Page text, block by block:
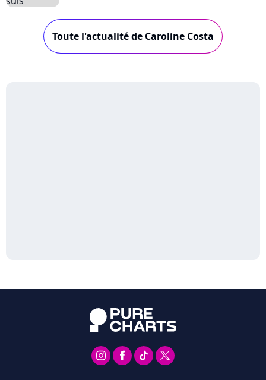
Toute l'actualité de Caroline Costa